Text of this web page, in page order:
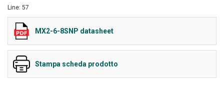
Line: 57
MX2-6-8SNP datasheet
Stampa scheda prodotto